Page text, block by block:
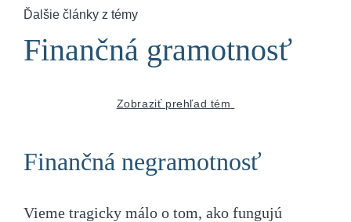
Ďalšie články z témy
Finančná gramotnosť
Zobraziť prehľad tém
Finančná negramotnosť
Vieme tragicky málo o tom, ako fungujú